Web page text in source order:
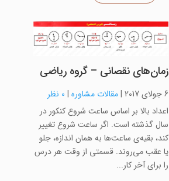
زمان‌های نقصانی – گروه ریاضی
6 جولای 2017 |مقالات مشاوره | 0 نظر
اعداد بالا بر اساس ساعت شروع کنکور در
سال گذشته است. اگر ساعت شروع تغییر
کند، بقیه‌ی ساعت‌ها به همان اندازه، جلو
یا عقب می‌روند. قسمتی از وقت هر درس
را برای آخر کار...